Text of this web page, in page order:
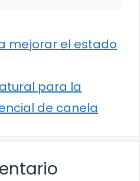
mejorar el estado
para la
de canela